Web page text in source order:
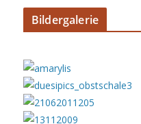
Bildergalerie